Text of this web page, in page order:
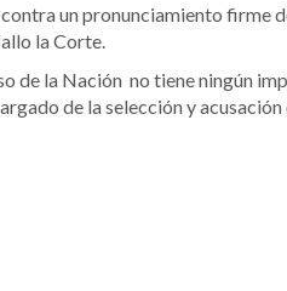
un pronunciamiento firme
la Corte.
de la Nación no tiene ningún
de la selección y